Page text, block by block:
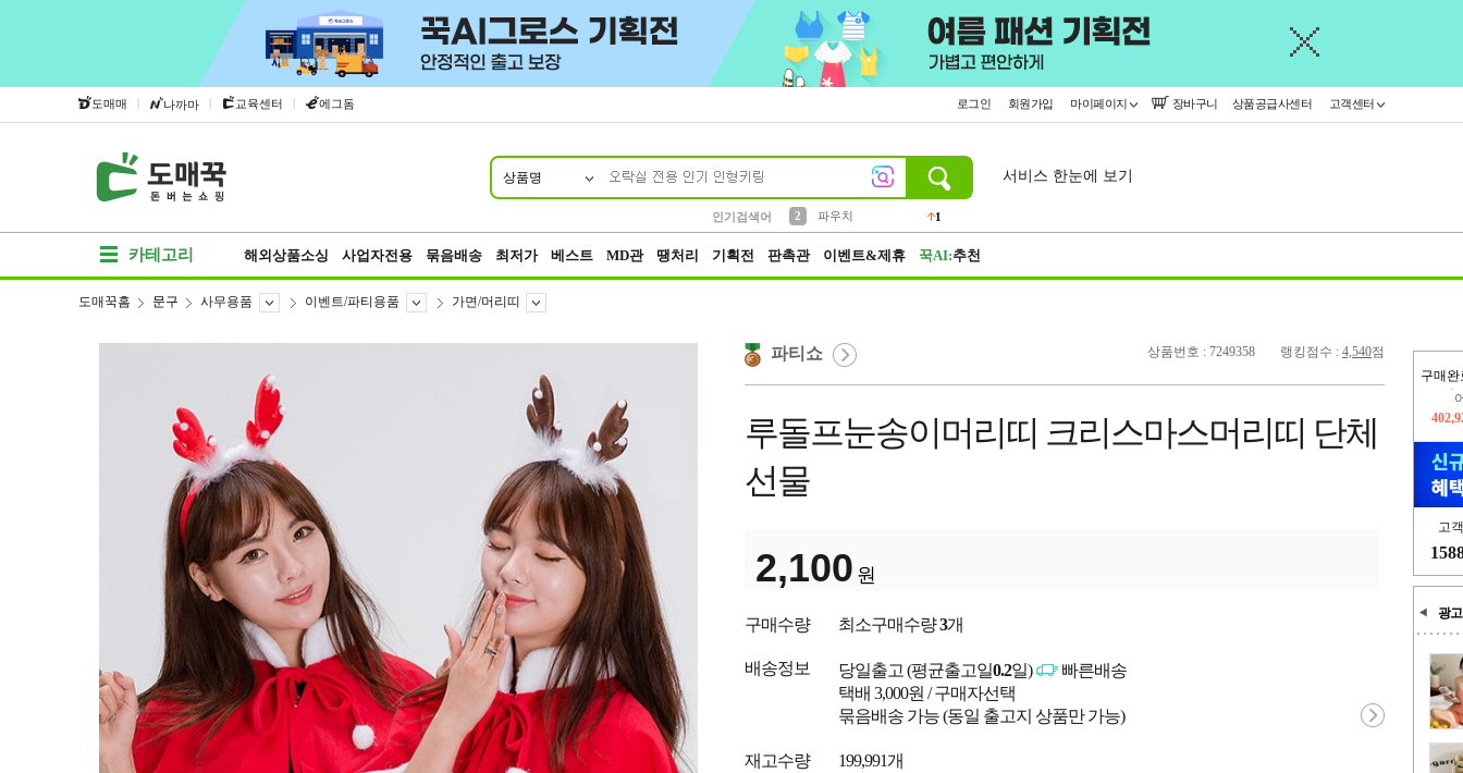
도매매 | 나까마 | 교육센터 | 에그돔 로그인 회원가입 마이페이지 장바구니 상품공급사센터 고객센터
상품명
인기검색어
2
파우치
3
모자 2
서비스 한눈에 보기
카테고리 해외상품소싱 사업자전용 묶음배송 최저가 베스트 MD관 땡처리 기획전 판촉관 이벤트&제휴 꾹AI:추천
구매완
고
광고
도매꾹홈 문구 사무용품 이벤트/파티용품 가면/머리띠
상품번호 : 7249358 랭킹점수 : 4,540점
파티쇼
루돌프눈송이머리띠 크리스마스머리띠 단체
선물
2,100 원
구매수량 최소구매수량3개
배송정보 당일출고 (평균출고일0.2일)
빠른배송
택배 3,000원 / 구매자선택
묶음배송 가능 (동일 출고지 상품만 가능)
재고수량 199,991개